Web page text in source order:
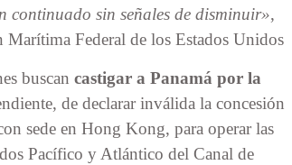
continuado sin señales de disminuir»,
Federal de los Estados Unidos
buscan castigar a Panamá por la
de declarar inválida la concesión
sede en Hong Kong, para operar las
Pacífico y Atlántico del Canal de